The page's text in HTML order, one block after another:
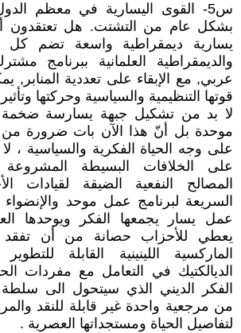
س5- القوى اليسارية في معظم
بشكل عام من التشتت. هل تعتقدون
يسارية ديمقراطية واسعة تضم كل
والديمقراطية العلمانية ببرنامج
عربي, مع الإبقاء على تعددية المنابر,
قوتها التنظيمية والسياسية وحركتها
لا بد من تشكيل جبهة يسارسة ضخمة
موحدة بل أنّ هذا الآن بات ضرورة من
على وجه الحياة الفكرية والسياسية ،
على الخلافات البسيطة المشروعة
المصالح النفعية الضيقة لقيادات
السريعة لبرنامج عمل موحد
عمل يسار يجمعها الفكر ويوحدها
يعطي للأحزاب حصانة من أن تفقد
الماركسية اللينينية القابلة
الديالكتيك في التعامل مع مفردات
الفكر الديني الذي سيتحول الى
من مرجعية واحدة غير قابلة للنقد
لتفاصيل الحياة ومستجداتها العصرية .